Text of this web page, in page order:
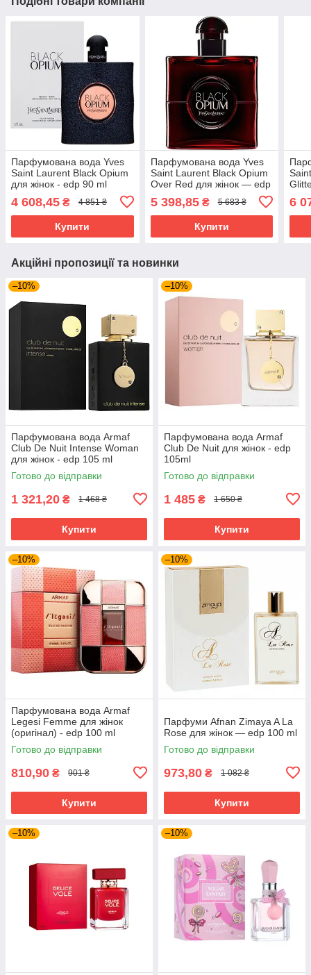
Парфумована вода Yves
Saint Laurent Black Opium
для жінок - edp 90 ml
4 608,45 ₴ 4 851 ₴
Купити
Парфумована вода Yves
Saint Laurent Black Opium
Over Red для жінок — edp
5 398,85₴ 5 683 ₴
Купити
6
Акційні пропозиції та новинки
–10%
Парфумована вода Armaf
Club De Nuit Intense Woman
для жінок - edp 105 ml
Готово до відправки
1 321,20 ₴ 1 468 ₴
Купити
–10%
Парфумована вода Armaf
Club De Nuit для жінок - edp
105ml
Готово до відправки
1 485 ₴ 1 650 ₴
Купити
–10%
Парфумована вода Armaf
Legesi Femme для жінок
(оригінал) - edp 100 ml
Готово до відправки
810,90 ₴ 901 ₴
Купити
–10%
Парфуми Afnan Zimaya A La
Rose для жінок — edp 100 ml
Готово до відправки
973,80 ₴ 1 082 ₴
Купити
–10% –10%